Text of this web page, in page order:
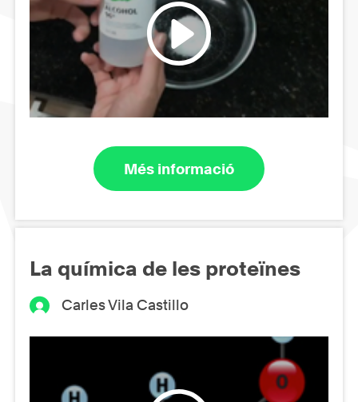
Més informació
La química de les proteïnes
Carles Vila Castillo